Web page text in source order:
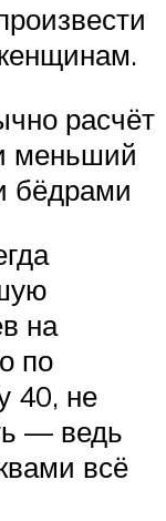
расчёт
меньший
бёдрами
на
по
40, не
— ведь
всё